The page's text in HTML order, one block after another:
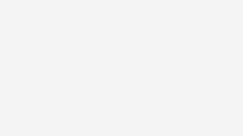
Beurteilung der Wirtschaftlichkeit ist jener für
Leider wird dieser Wert nirgends
ist derzeit der sogenannte ACO (Annual
für drei Bezugsstandorte bei drei
(25°, 50°, 75°) erhoben wird.
das in der Solar-Keymark-Datenbank